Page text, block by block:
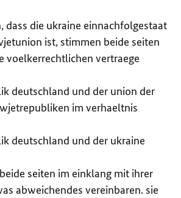
dass die ukraine einnachfolgestaat
ist, stimmen beide seiten
voelkerrechtlichen vertraege
deutschland und der union der
im verhaeltnis
deutschland und der ukraine
seiten im einklang mit ihrer
abweichendes vereinbaren. sie